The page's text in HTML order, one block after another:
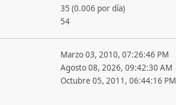
35 (0.006 por día)
54
Marzo 03, 2010, 07:26:46 PM
Agosto 08, 2026, 09:42:30 AM
Octubre 05, 2011, 06:44:16 PM